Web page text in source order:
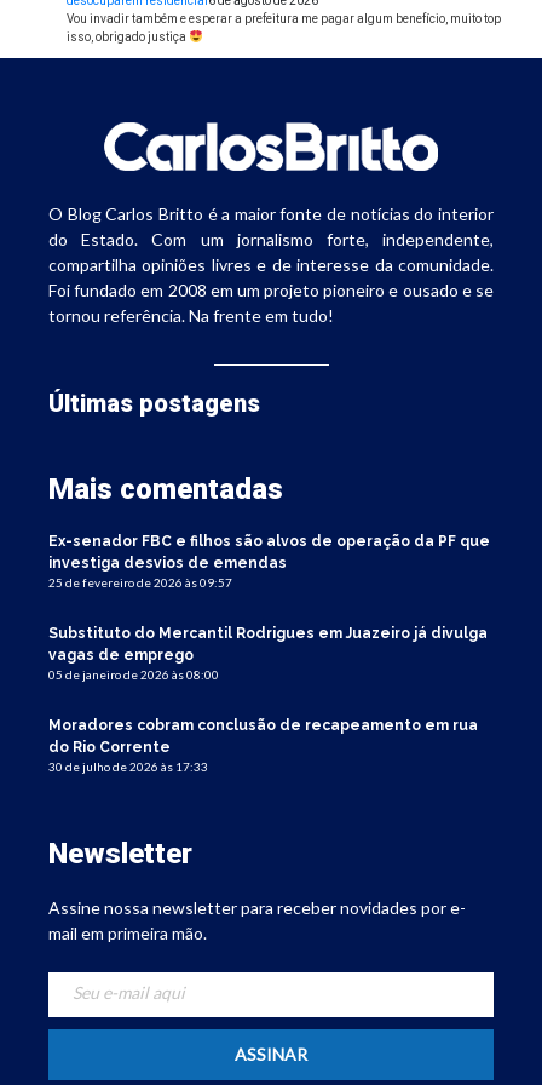
Vou invadir também e esperar a prefeitura me pagar algum benefício, muito top
isso, obrigado justiça
O Blog Carlos Britto é a maior fonte de notícias do interior
do Estado. Com um jornalismo forte, independente,
compartilha opiniões livres e de interesse da comunidade.
Foi fundado em 2008 em um projeto pioneiro e ousado e se
tornou referência. Na frente em tudo!
Últimas postagens
Mais comentadas
Ex-senador FBC e filhos são alvos de operação da PF que
investiga desvios de emendas
25 de fevereiro de 2026 às 09:57
Substituto do Mercantil Rodrigues em Juazeiro já divulga
vagas de emprego
05 de janeiro de 2026 às 08:00
Moradores cobram conclusão de recapeamento em rua
do Rio Corrente
30 de julho de 2026 às 17:33
Newsletter
Assine nossa newsletter para receber novidades por e-
mail em primeira mão.